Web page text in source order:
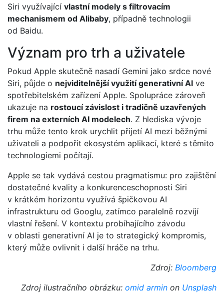
Siri využívající vlastní modely s filtrovacím
mechanismem od Alibaby, případně technologii
od Baidu.
Význam pro trh a uživatele
Pokud Apple skutečně nasadí Gemini jako srdce nové
Siri, půjde o nejviditelnější využití generativní AI ve
spotřebitelském zařízení Apple. Spolupráce zároveň
ukazuje na rostoucí závislost i tradičně uzavřených
firem na externích AI modelech. Z hlediska vývoje
trhu může tento krok urychlit přijetí AI mezi běžnými
uživateli a podpořit ekosystém aplikací, které s těmito
technologiemi počítají.
Apple se tak vydává cestou pragmatismu: pro zajištění
dostatečné kvality a konkurenceschopnosti Siri
v krátkém horizontu využívá špičkovou AI
infrastrukturu od Googlu, zatímco paralelně rozvíjí
vlastní řešení. V kontextu probíhajícího závodu
v oblasti generativní AI je to strategický kompromis,
který může ovlivnit i další hráče na trhu.
Zdroj: Bloomberg
Zdroj ilustračního obrázku: omid armin on Unsplash